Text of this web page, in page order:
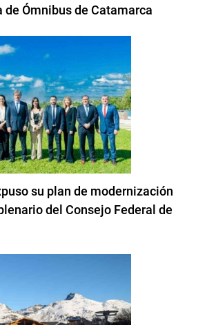
Ómnibus de Catamarca
su plan de modernización
del Consejo Federal de